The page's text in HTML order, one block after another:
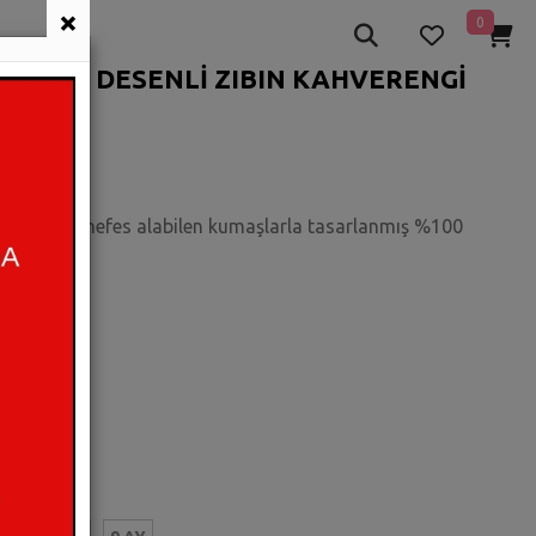
0
DESENLİ ZIBIN KAHVERENGİ
ve nefes alabilen kumaşlarla tasarlanmış %100
×